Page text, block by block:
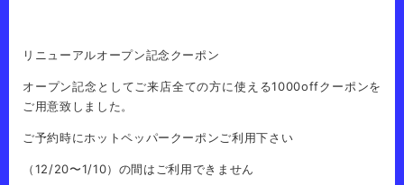
リニューアルオープン記念クーポン
オープン記念としてご来店全ての方に使える1000offクーポンを
ご用意致しました。
ご予約時にホットペッパークーポンご利用下さい
（12/20〜1/10）の間はご利用できません